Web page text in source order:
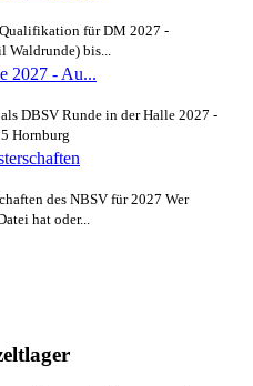
für DM 2027 -
bis...
2027 - Au...
DBSV Runde in der Halle 2027 -
Hornburg
des NBSV für 2027 Wer
hat oder...